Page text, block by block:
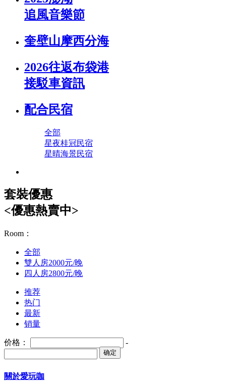
追風音樂節
奎壁山摩西分海
2026往返布袋港
接駁車資訊
配合民宿
全部
星夜桂冠民宿
星晴海景民宿
套裝優惠
<優惠熱賣中>
Room：
全部
雙人房2000元/晚
四人房2800元/晚
推荐
热门
最新
销量
价格： -
确定
關於愛玩咖